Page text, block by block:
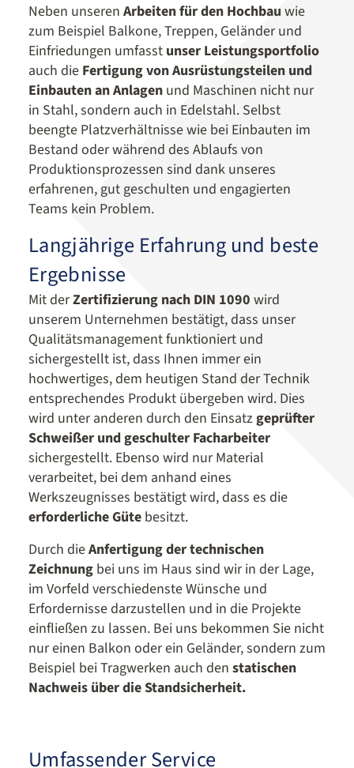
Neben unseren Arbeiten für den Hochbauwie
zum Beispiel Balkone, Treppen, Geländer und
Einfriedungen umfasst unser Leistungsportfolio
auch die Fertigung von Ausrüstungsteilen und
Einbauten an Anlagenund Maschinen nicht nur
in Stahl, sondern auch in Edelstahl. Selbst
beengte Platzverhältnisse wie bei Einbauten im
Bestand oder während des Ablaufs von
Produktionsprozessen sind dank unseres
erfahrenen, gut geschulten und engagierten
Teams kein Problem.
Langjährige Erfahrung und beste
Ergebnisse
Mit derZertifizierung nach DIN 1090 wird
unserem Unternehmen bestätigt, dass unser
Qualitätsmanagement funktioniert und
sichergestellt ist, dass Ihnen immer ein
hochwertiges, dem heutigen Stand der Technik
entsprechendes Produkt übergeben wird. Dies
wird unter anderen durch den Einsatz geprüfter
Schweißer und geschulter Facharbeiter
sichergestellt. Ebenso wird nur Material
verarbeitet, bei dem anhand eines
Werkszeugnisses bestätigt wird, dass es die
erforderliche Gütebesitzt.
Durch dieAnfertigung der technischen
Zeichnungbei uns im Haus sind wir in der Lage,
im Vorfeld verschiedenste Wünsche und
Erfordernisse darzustellen und in die Projekte
einfließen zu lassen. Bei uns bekommen Sie nicht
nur einen Balkon oder ein Geländer, sondern zum
Beispiel bei Tragwerken auch den statischen
Nachweis über die Standsicherheit.
Umfassender Service